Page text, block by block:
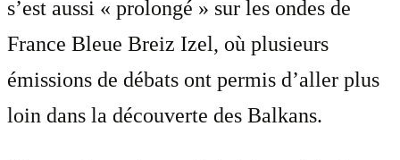
s’est aussi « prolongé » sur les ondes de
France Bleue Breiz Izel, où plusieurs
émissions de débats ont permis d’aller plus
loin dans la découverte des Balkans.